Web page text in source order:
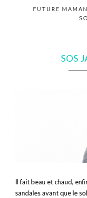
FUTURE MAMAN
SOS
Il fait beau et chaud,
sandales avant que le